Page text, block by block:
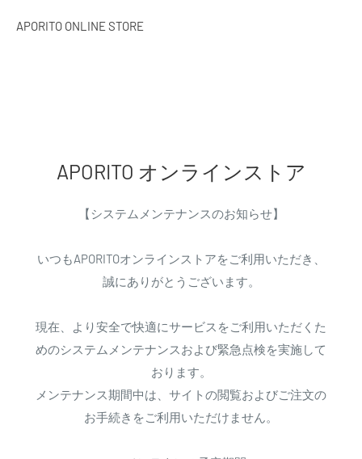
APORITO ONLINE STORE
APORITO オンラインストア
【システムメンテナンスのお知らせ】
いつもAPORITOオンラインストアをご利用いただき、
誠にありがとうございます。
現在、より安全で快適にサービスをご利用いただくた
めのシステムメンテナンスおよび緊急点検を実施して
おります。
メンテナンス期間中は、サイトの閲覧およびご注文の
お手続きをご利用いただけません。